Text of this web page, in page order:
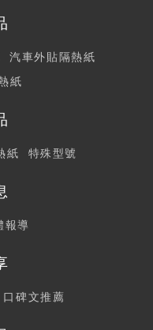
汽車外貼隔熱紙
紙
紙 特殊型號
報導
口碑文推薦